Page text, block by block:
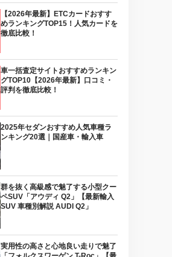
【2026年最新】ETCカードおすす
めランキングTOP15！人気カードを
徹底比較！
車一括査定サイトおすすめランキン
グTOP10【2026年最新】口コミ・
評判を徹底比較！
2025年セダンおすすめ人気車種ラ
ンキング20選｜国産車・輸入車
群を抜く高級感で魅了する小型クー
ペSUV「アウディ Q2」【最新輸入
SUV 車種別解説 AUDI Q2」
実用性の高さと心地良い走りで魅了